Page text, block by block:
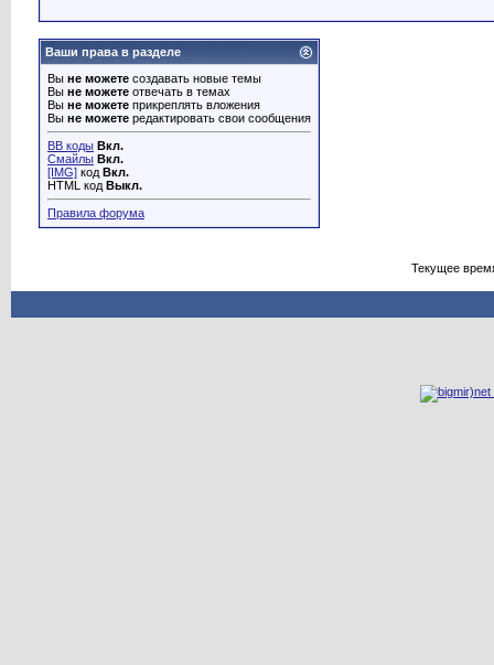
Ваши права в разделе
Вы не можете создавать новые темы
Вы не можете отвечать в темах
Вы не можете прикреплять вложения
Вы не можете редактировать свои сообщения
BB коды Вкл.
Смайлы Вкл.
[IMG] код Вкл.
HTML код Выкл.
Правила форума
Текущее